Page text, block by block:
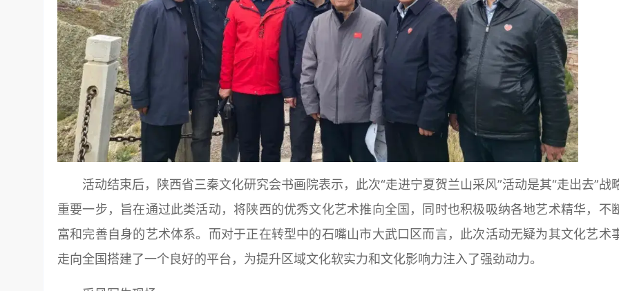
活动结束后，陕西省三秦文化研究会书画院表示，此次“走进宁夏贺兰山采风”活动是其“走出去”战
重要一步，旨在通过此类活动，将陕西的优秀文化艺术推向全国，同时也积极吸纳各地艺术精华，不
富和完善自身的艺术体系。而对于正在转型中的石嘴山市大武口区而言，此次活动无疑为其文化艺术
走向全国搭建了一个良好的平台，为提升区域文化软实力和文化影响力注入了强劲动力。